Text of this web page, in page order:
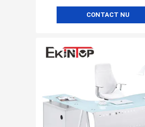
CONTACT NU